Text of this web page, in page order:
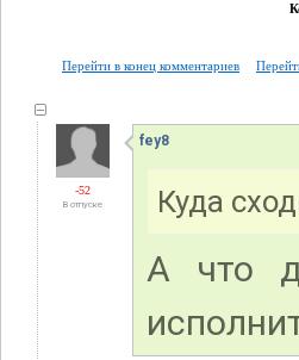
Перейти в конец комментариев
-52
В отпуске
fey8
Куда
А что